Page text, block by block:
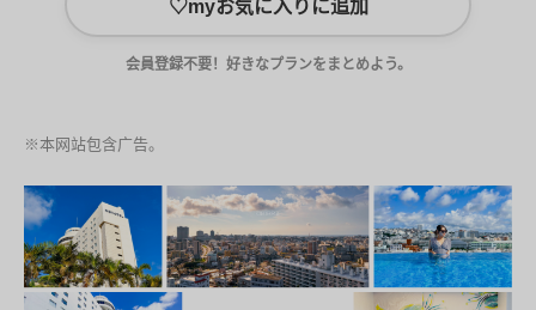
♡myお気に入りに追加
会員登録不要！好きなプランをまとめよう。
※本网站包含广告。